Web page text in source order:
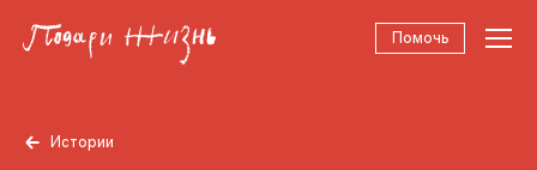
Помочь
Истории